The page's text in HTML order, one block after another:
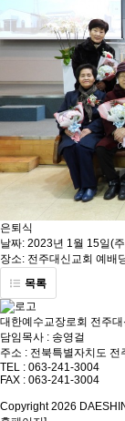
은퇴식
날짜: 2023년 1월 15일(
장소: 전주대신교회 예배
목록
대한예수교장로회 전주대
담임목사 : 송영걸
주소 : 전북특별자치도
TEL : 063-241-3004
FAX : 063-241-3004
Copyright 2026